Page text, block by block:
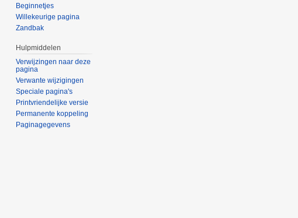
Beginnetjes
Willekeurige pagina
Zandbak
Hulpmiddelen
Verwijzingen naar deze
pagina
Verwante wijzigingen
Speciale pagina's
Printvriendelijke versie
Permanente koppeling
Paginagegevens